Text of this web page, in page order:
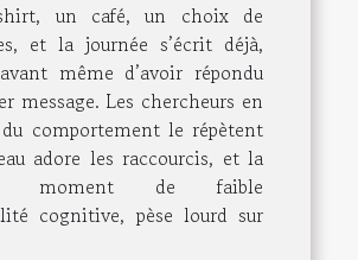
un café, un choix de
et la journée s’écrit déjà,
même d’avoir répondu
message. Les chercheurs en
comportement le répètent
adore les raccourcis, et la
moment de faible
cognitive, pèse lourd sur